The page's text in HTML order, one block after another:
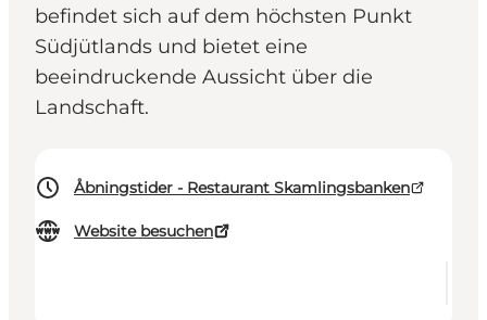
befindet sich auf dem höchsten Punkt
Südjütlands und bietet eine
beeindruckende Aussicht über die
Landschaft.
Åbningstider - Restaurant Skamlingsbanken
Website besuchen